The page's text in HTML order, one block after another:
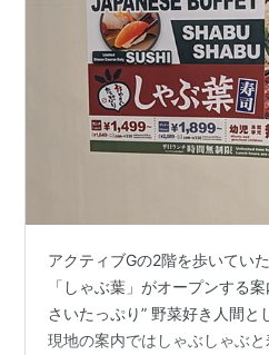
アクティブGの2階を歩いてい
「しゃぶ葉」がオープンする
さいたっぷり” 野菜好き人間と
現地の案内ではしゃぶしゃぶ